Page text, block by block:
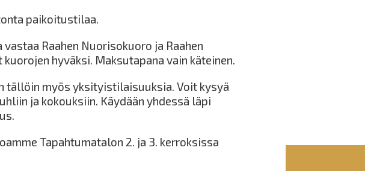
paikoitustilaa.
Raahen Nuorisokuoro ja Raahen
hyväksi. Maksutapana vain käteinen.
tällöin myös yksityistilaisuuksia. Voit kysyä
ja kokouksiin. Käydään yhdessä läpi
Tapahtumatalon 2. ja 3. kerroksissa